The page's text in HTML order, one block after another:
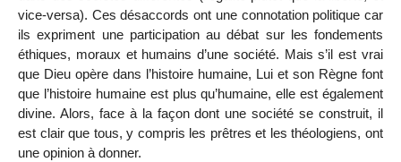
vice-versa). Ces désaccords ont une connotation politique car
ils expriment une participation au débat sur les fondements
éthiques, moraux et humains d’une société. Mais s’il est vrai
que Dieu opère dans l’histoire humaine, Lui et son Règne font
que l’histoire humaine est plus qu’humaine, elle est également
divine. Alors, face à la façon dont une société se construit, il
est clair que tous, y compris les prêtres et les théologiens, ont
une opinion à donner.